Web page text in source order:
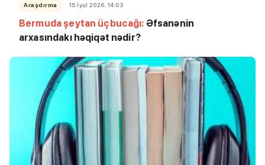
Araşdırma 15 İyul 2026, 14:03
Bermuda şeytan üçbucağı: Əfsanənin
arxasındakı həqiqət nədir?